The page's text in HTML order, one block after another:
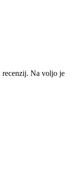
recenzij. Na voljo je